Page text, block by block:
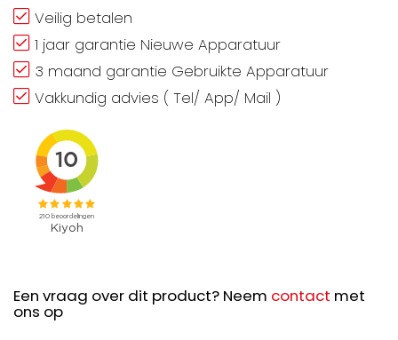
Veilig betalen
1 jaar garantie Nieuwe Apparatuur
3 maand garantie Gebruikte Apparatuur
Vakkundig advies ( Tel/ App/ Mail )
Een vraag over dit product? Neem contact met
ons op